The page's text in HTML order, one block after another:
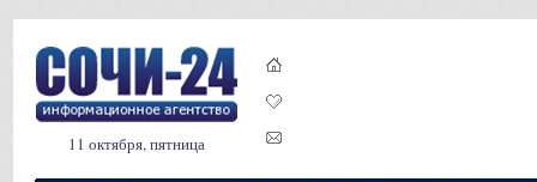
11 октября, пятница